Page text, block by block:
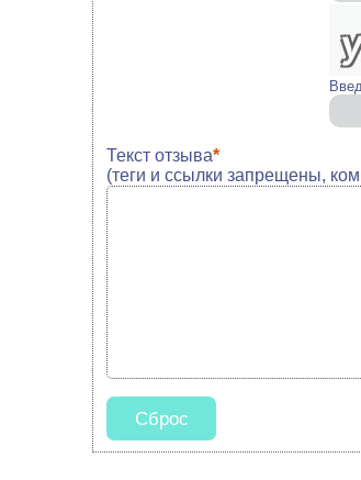
Текст отзыва*
(теги и ссылки запрещены,
Сброс